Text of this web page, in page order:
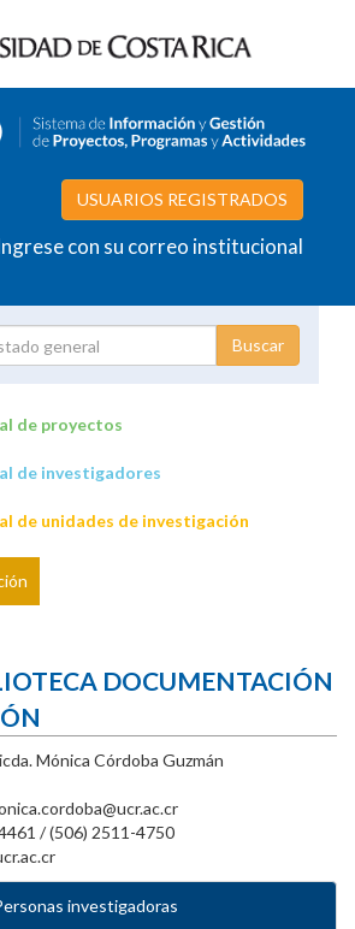
USUARIOS REGISTRADOS
con su correo institucional
investigación
de proyectos
de investigadores
de unidades de investigación
DOCUMENTACIÓN
Mónica Córdoba Guzmán
/ (506) 2511-4750
investigadoras